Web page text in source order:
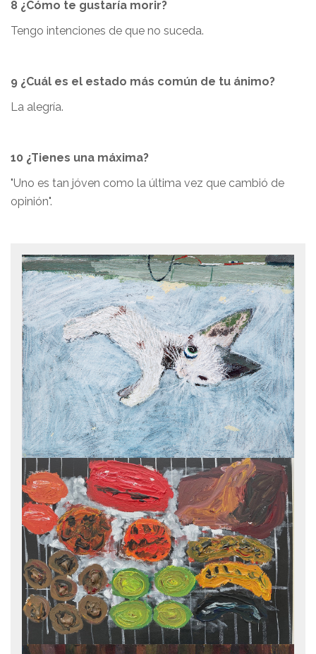
8 ¿Cómo te gustaría morir?
Tengo intenciones de que no suceda.
9 ¿Cuál es el estado más común de tu ánimo?
La alegría.
10 ¿Tienes una máxima?
"Uno es tan jóven como la última vez que cambió de
opinión".